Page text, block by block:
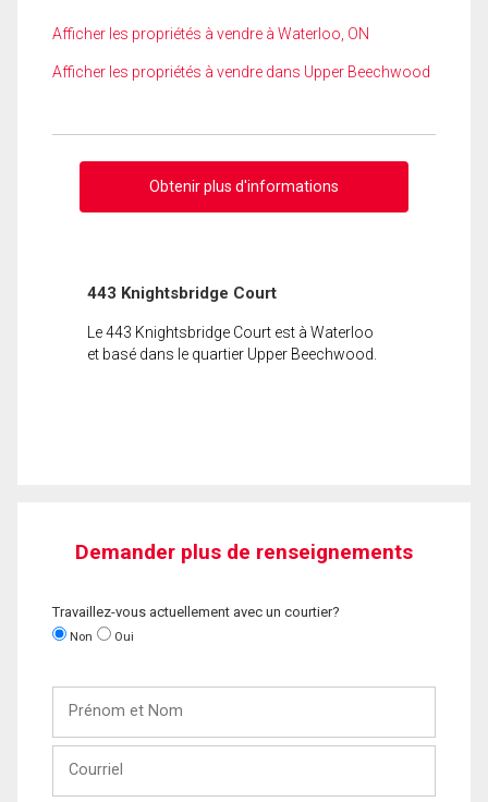
Afficher les propriétés à vendre à Waterloo, ON
Afficher les propriétés à vendre dans Upper Beechwood
Obtenir plus d'informations
443 Knightsbridge Court
Le 443 Knightsbridge Court est à Waterloo
et basé dans le quartier Upper Beechwood.
Demander plus de renseignements
Travaillez-vous actuellement avec un courtier?
Non Oui
Nom